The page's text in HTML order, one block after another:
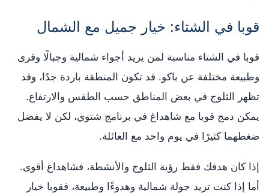
قوبا في الشتاء: خيار جميل مع الشمال
قوبا في الشتاء مناسبة لمن يريد أجواء شمالية وجبالًا وقرى
وطبيعة مختلفة عن باكو. قد تكون المنطقة باردة جدًا، وقد
تظهر الثلوج في بعض المناطق حسب الطقس والارتفاع.
يمكن دمج قوبا مع شاهداغ في برنامج شتوي، لكن لا يفضل
ضغطهما كثيرًا في يوم واحد مع العائلة.
إذا كان هدفك فقط رؤية الثلوج والأنشطة، فشاهداغ أقوى.
أما إذا كنت تريد جولة شمالية وهدوءًا وطبيعة، فقوبا خيار